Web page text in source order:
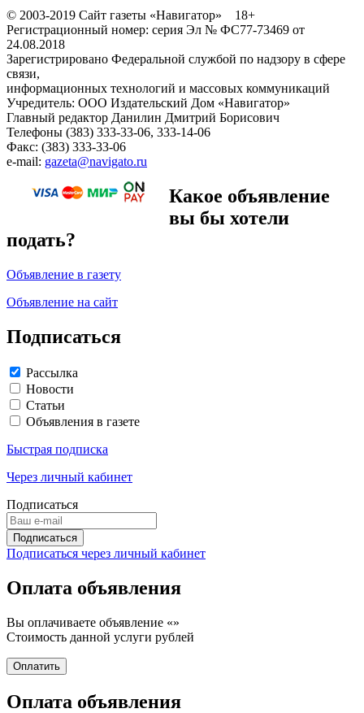
© 2003-2019 Сайт газеты «Навигатор» 18+
Регистрационный номер: серия Эл № ФС77-73469 от
24.08.2018
Зарегистрировано Федеральной службой по надзору в сфере
связи,
информационных технологий и массовых коммуникаций
Учредитель: ООО Издательский Дом «Навигатор»
Главный редактор Данилин Дмитрий Борисович
Телефоны (383) 333-33-06, 333-14-06
Факс: (383) 333-33-06
e-mail: gazeta@navigato.ru
Какое объявление
вы бы хотели
подать?
Объявление в газету
Объявление на сайт
Подписаться
Рассылка
Новости
Статьи
Объявления в газете
Быстрая подписка
Через личный кабинет
Подписаться
Подписаться через личный кабинет
Оплата объявления
Вы оплачиваете объявление «»
Стоимость данной услуги рублей
Оплата объявления